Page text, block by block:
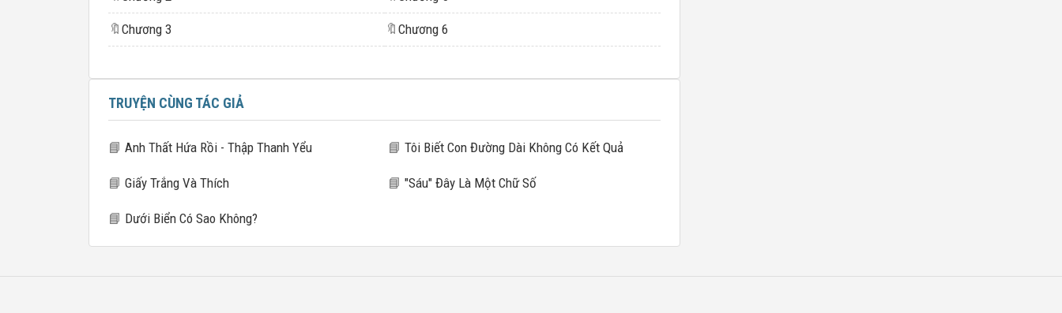
🔖 Chương 3 🔖 Chương 6
TRUYỆN CÙNG TÁC GIẢ
📘 Anh Thất Hứa Rồi - Thập Thanh Yểu 📘 Tôi Biết Con Đường Dài Không Có Kết Quả
📘 Giấy Trắng Và Thích 📘 "Sáu" Đây Là Một Chữ Số
📘 Dưới Biển Có Sao Không?